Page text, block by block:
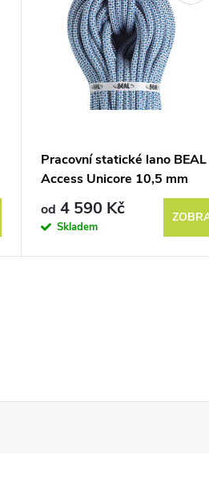
Pracovní statické lano BEAL
Access Unicore 10,5 mm
od 4 590 Kč
Skladem